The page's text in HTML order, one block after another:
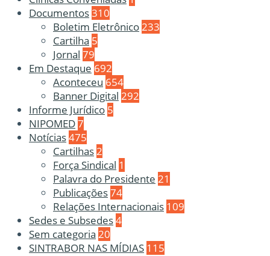
Documentos310
Boletim Eletrônico233
Cartilha 5
Jornal 79
Em Destaque 692
Aconteceu 654
Banner Digital 292
Informe Jurídico 5
NIPOMED7
Notícias475
Cartilhas2
Força Sindical 1
Palavra do Presidente 21
Publicações74
Relações Internacionais 109
Sedes e Subsedes4
Sem categoria 20
SINTRABOR NAS MÍDIAS 115